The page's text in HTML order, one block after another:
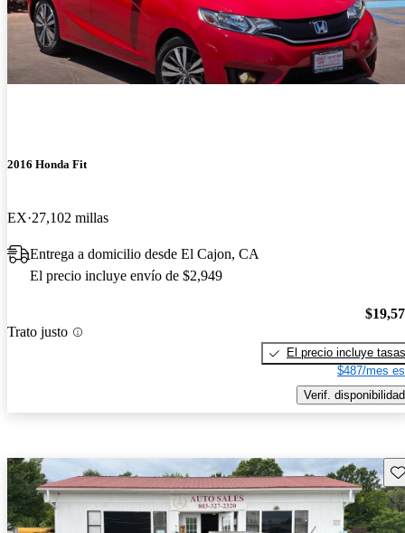
2016 Honda Fit
EX 27,102 millas
Entrega a domicilio desde El Cajon, CA
El precio incluye envío de $2,949
Trato justo
El precio incluye tasas
$487/mes
Verif. disponibilidad